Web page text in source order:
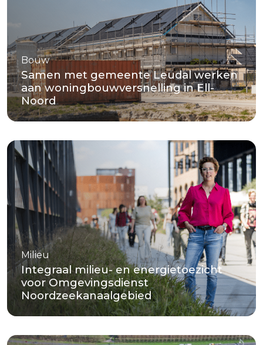
Bouw
Samen met gemeente Leudal werken
aan woningbouwversnelling in Ell-
Noord
Milieu
Integraal milieu- en energietoezicht
voor Omgevingsdienst
Noordzeekanaalgebied